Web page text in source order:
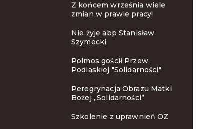
Z końcem września wiele
zmian w prawie pracy!
Nie żyje abp Stanisław
Szymecki
Polmos gościł Przew.
Podlaskiej "Solidarności"
Peregrynacja Obrazu Matki
Bożej „Solidarności”
Szkolenie z uprawnień OZ